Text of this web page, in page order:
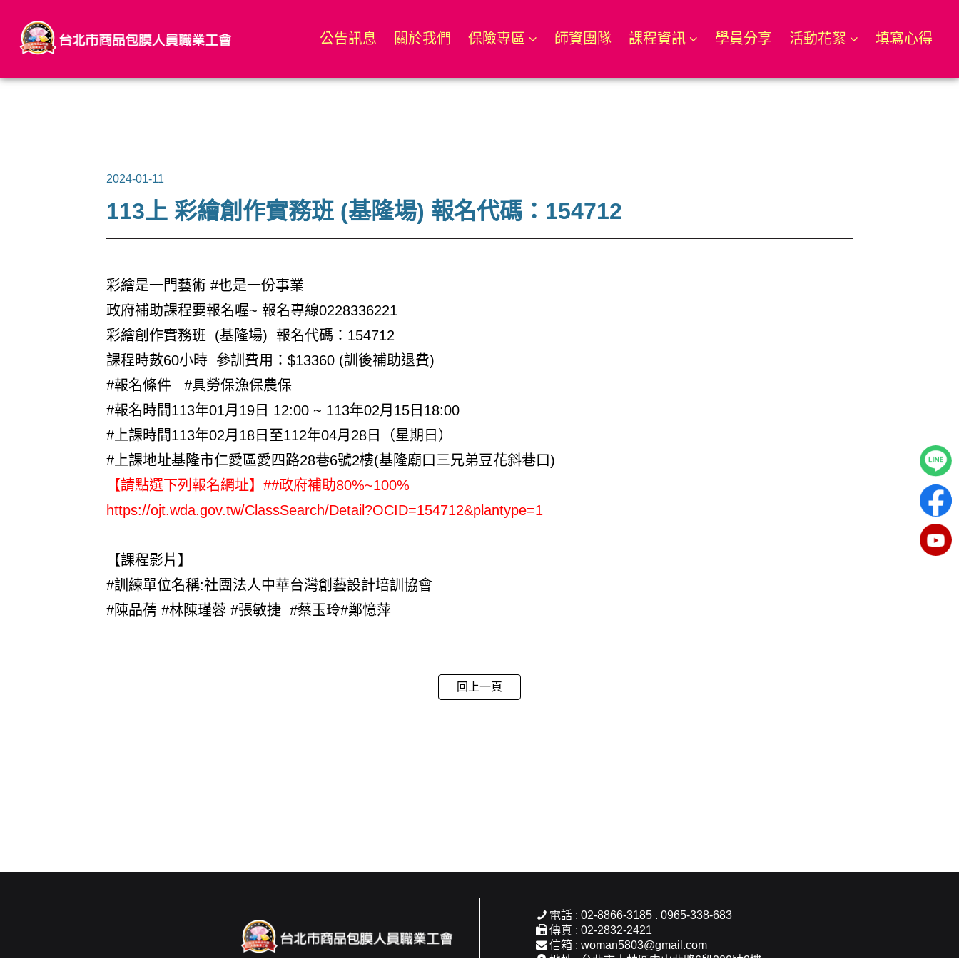
公告訊息 關於我們 保險專區 師資團隊 課程資訊 學員分享 活動花絮 填寫心得
2024-01-11
113上 彩繪創作實務班 (基隆場) 報名代碼：154712
彩繪是一門藝術 #也是一份事業
政府補助課程要報名喔~ 報名專線0228336221
彩繪創作實務班 (基隆場) 報名代碼：154712
課程時數60小時 參訓費用：$13360 (訓後補助退費)
#報名條件 #具勞保漁保農保
#報名時間113年01月19日 12:00 ~ 113年02月15日18:00
#上課時間113年02月18日至112年04月28日（星期日）
#上課地址基隆市仁愛區愛四路28巷6號2樓(基隆廟口三兄弟豆花斜巷口)
【請點選下列報名網址】##政府補助80%~100%
https://ojt.wda.gov.tw/ClassSearch/Detail?OCID=154712&plantype=1
【課程影片】
#訓練單位名稱:社團法人中華台灣創藝設計培訓協會
#陳品蒨 #林陳瑾蓉 #張敏捷 #蔡玉玲#鄭憶萍
回上一頁
電話 : 02-8866-3185 . 0965-338-683
傳真 : 02-2832-2421
信箱 :woman5803@gmail.com